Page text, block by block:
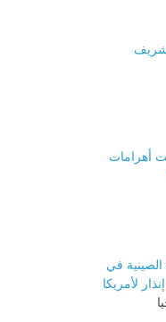
أهرامات
ترامب: تقدم deepSeek الصينية في
لأمريكا